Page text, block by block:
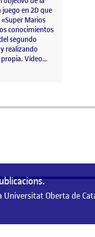
juego en 2D que
Marios
conocimientos
segundo
realizando
Vídeo…
Oberta de